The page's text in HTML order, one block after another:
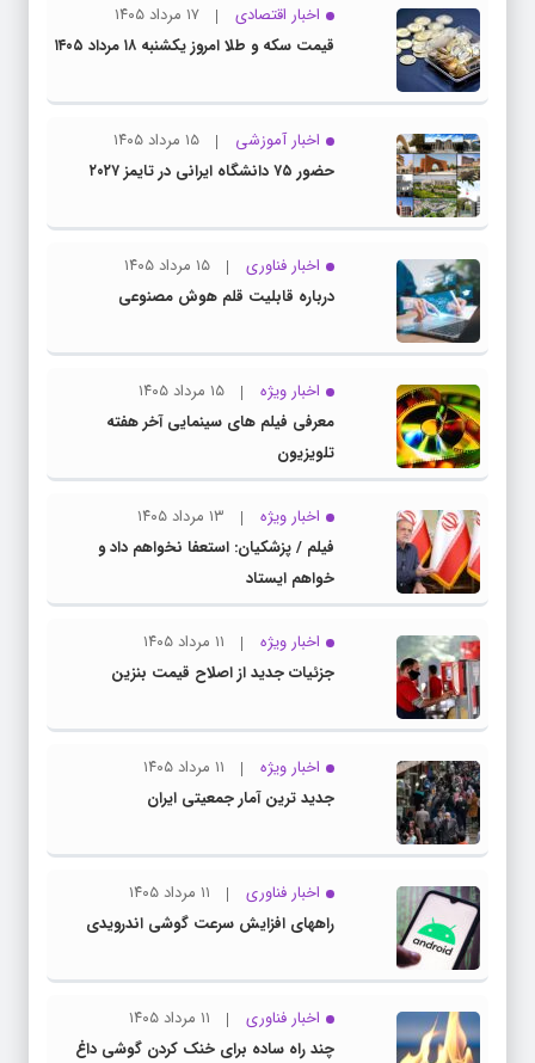
اخبار اقتصادی
۱۷ مرداد ۱۴۰۵
قیمت سکه و طلا امروز یکشنبه ۱۸ مرداد ۱۴۰۵
اخبار آموزشی
۱۵ مرداد ۱۴۰۵
حضور ۷۵ دانشگاه ایرانی در تایمز ۲۰۲۷
اخبار فناوری
۱۵ مرداد ۱۴۰۵
درباره قابلیت قلم هوش مصنوعی
اخبار ویژه
۱۵ مرداد ۱۴۰۵
معرفی فیلم های سینمایی آخر هفته
تلویزیون
اخبار ویژه
۱۳ مرداد ۱۴۰۵
فیلم / پزشکیان: استعفا نخواهم داد و
خواهم ایستاد
اخبار ویژه
۱۱ مرداد ۱۴۰۵
جزئیات جدید از اصلاح قیمت بنزین
اخبار ویژه
۱۱ مرداد ۱۴۰۵
جدید ترین آمار جمعیتی ایران
اخبار فناوری
۱۱ مرداد ۱۴۰۵
راههای افزایش سرعت گوشی اندرویدی
اخبار فناوری
۱۱ مرداد ۱۴۰۵
چند راه‌ ساده برای خنک کردن گوشی داغ